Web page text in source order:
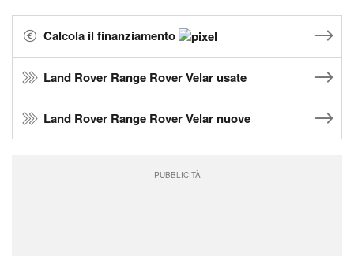
Calcola il finanziamento
Land Rover Range Rover Velar usate
Land Rover Range Rover Velar nuove
PUBBLICITÀ